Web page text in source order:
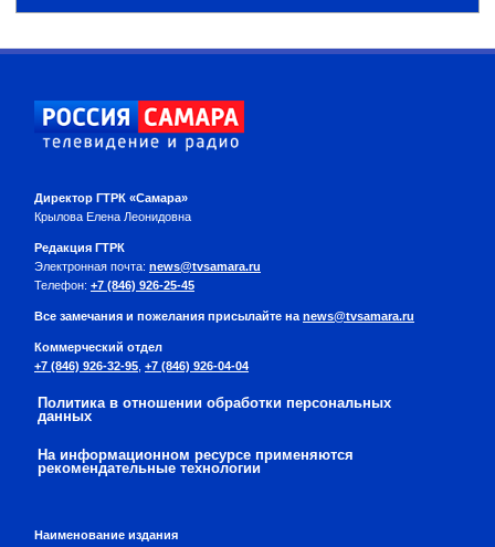
Директор ГТРК «Самара»
Крылова Елена Леонидовна
Редакция ГТРК
Электронная почта: news@tvsamara.ru
Телефон: +7 (846) 926-25-45
Все замечания и пожелания присылайте на news@tvsamara.ru
Коммерческий отдел
+7 (846) 926-32-95 +7 (846) 926-04-04
Политика в отношении обработки персональных
данных
На информационном ресурсе применяются
рекомендательные технологии
Наименование издания